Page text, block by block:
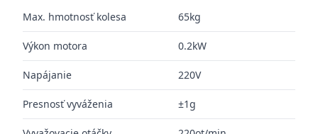
Max. hmotnosť kolesa 65kg
Výkon motora 0.2kW
Napájanie 220V
Presnosť vyváženia ±1g